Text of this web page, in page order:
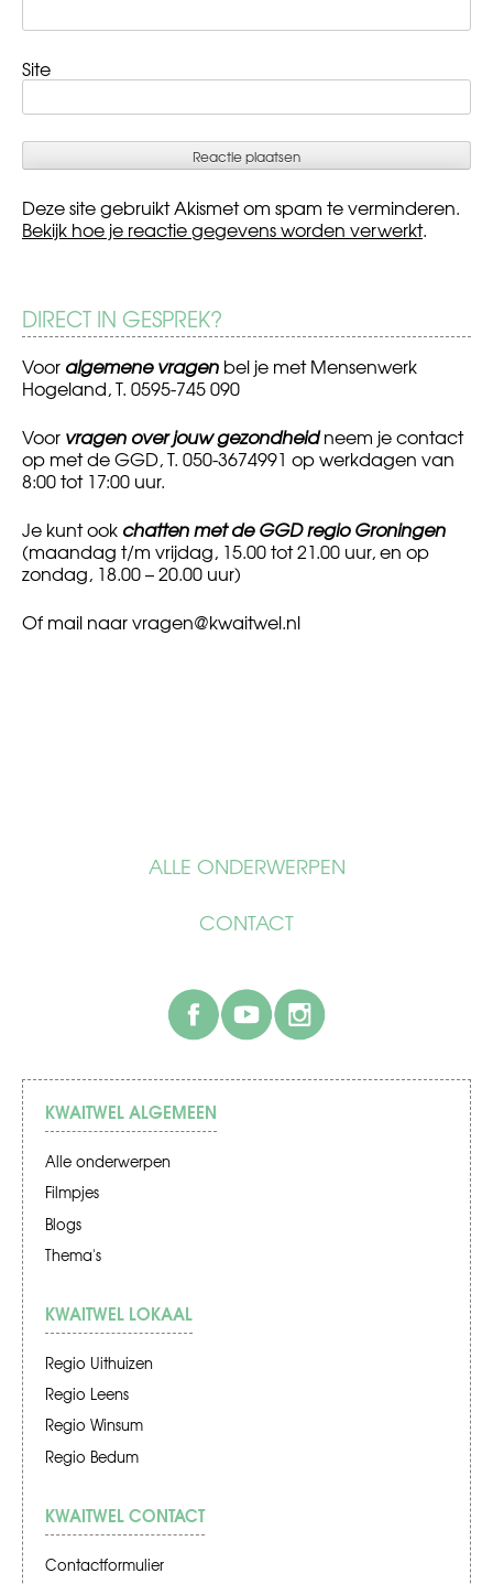
ALLE ONDERWERPEN
CONTACT
facebook
Site
Deze site gebruikt Akismet om spam te verminderen.
Bekijk hoe je reactie gegevens worden verwerkt.
DIRECT IN GESPREK?
Voor algemene vragen bel je met Mensenwerk
Hogeland, T. 0595-745 090
Voor vragen over jouw gezondheidneem je contact
op met de GGD, T. 050-3674991 op werkdagen van
8:00 tot 17:00 uur.
Je kunt ook chatten met de GGD regio Groningen
(maandag t/m vrijdag, 15.00 tot 21.00 uur, en op
zondag, 18.00 – 20.00 uur)
Of mail naarvragen@kwaitwel.nl
KWAITWEL ALGEMEEN
Alle onderwerpen
Filmpjes
Blogs
Thema's
KWAITWEL LOKAAL
Regio Uithuizen
Regio Leens
Regio Winsum
Regio Bedum
KWAITWEL CONTACT
Contactformulier